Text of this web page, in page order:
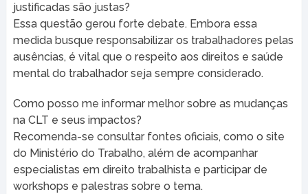
justificadas são justas?
Essa questão gerou forte debate. Embora essa
medida busque responsabilizar os trabalhadores pelas
ausências, é vital que o respeito aos direitos e saúde
mental do trabalhador seja sempre considerado.
Como posso me informar melhor sobre as mudanças
na CLT e seus impactos?
Recomenda-se consultar fontes oficiais, como o site
do Ministério do Trabalho, além de acompanhar
especialistas em direito trabalhista e participar de
workshops e palestras sobre o tema.